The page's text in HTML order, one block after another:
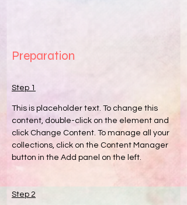
Preparation
Step 1
This is placeholder text. To change this
content, double-click on the element and
click Change Content. To manage all your
collections, click on the Content Manager
button in the Add panel on the left.
Step 2